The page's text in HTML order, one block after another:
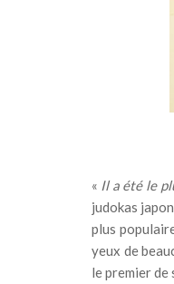
« Il a été le
judokas
plus
yeux de
le premier de